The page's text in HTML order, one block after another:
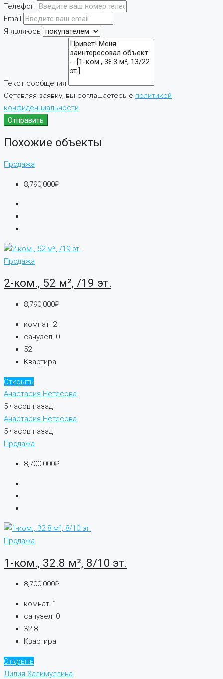
Телефон
Email
Я являюсь
Текст сообщения
Оставляя заявку, вы соглашаетесь с политикой
конфиденциальности
Отправить
Похожие объекты
Продажа
8,790,000₽
Продажа
2-ком., 52 м², /19 эт.
8,790,000₽
комнат: 2
санузел: 0
52
Квартира
Открыть
Анастасия Нетесова
5 часов назад
Анастасия Нетесова
5 часов назад
Продажа
8,700,000₽
Продажа
1-ком., 32.8 м², 8/10 эт.
8,700,000₽
комнат: 1
санузел: 0
32.8
Квартира
Открыть
Лилия Халимуллина